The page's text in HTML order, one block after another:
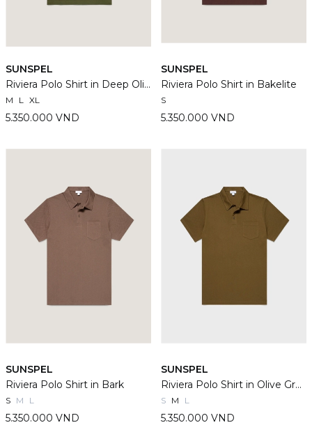
SUNSPEL
Riviera Polo Shirt in Deep Olive
M L XL
5.350.000 VND
SUNSPEL
Riviera Polo Shirt in Bakelite
S
5.350.000 VND
SUNSPEL
Riviera Polo Shirt in Bark
S M L
5.350.000 VND
SUNSPEL
Riviera Polo Shirt in Olive Green
S M L
5.350.000 VND